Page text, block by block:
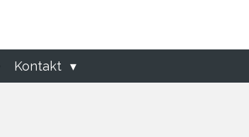
Kontakt